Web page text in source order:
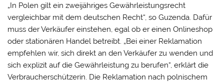
„In Polen gilt ein zweijähriges Gewährleistungsrecht
vergleichbar mit dem deutschen Recht“, so Guzenda. Dafür
muss der Verkäufer einstehen, egal ob er einen Onlineshop
oder stationären Handel betreibt. „Bei einer Reklamation
empfehlen wir, sich direkt an den Verkäufer zu wenden und
sich explizit auf die Gewährleistung zu berufen“, erklärt die
Verbraucherschützerin. Die Reklamation nach polnischem